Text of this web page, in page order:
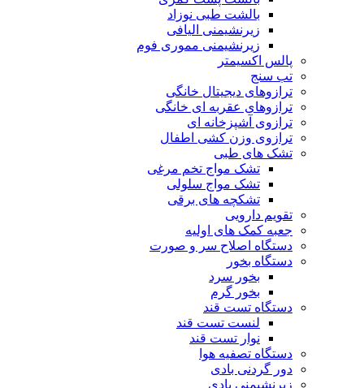
بالشت طبی نوزاد
زیرنشیمنی الیافی
زیرنشیمنی مموری فوم
پالس اکسیمتر
تب سنج
ترازوهای دیجیتال خانگی
ترازوهای عقربه ای خانگی
ترازوی آشپزخانه ای
ترازوی وزن کشی اطفال
تشک های طبی
تشک مواج تخم مرغی
تشک مواج سلولی
تشکچه های برقی
تقویم دارویی
جعبه کمک های اولیه
دستگاه اصلاح سر و صورت
دستگاه بخور
بخور سرد
بخور گرم
دستگاه تست قند
لنست تست قند
نوار تست قند
دستگاه تصفیه هوا
دور گردنی بادی
زیرنشیمنی بادی